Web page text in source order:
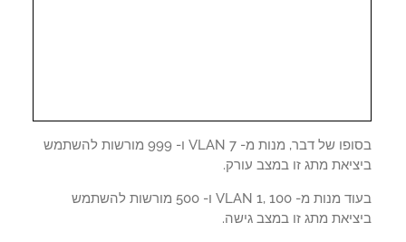
בסופו של דבר, מנות מ- VLAN 7 ו- 999 מורשות להשתמש
מתג זו במצב עורק.
בעוד מנות מ- VLAN 1, 100 ו- 500 מורשות להשתמש
מתג זו במצב גישה.